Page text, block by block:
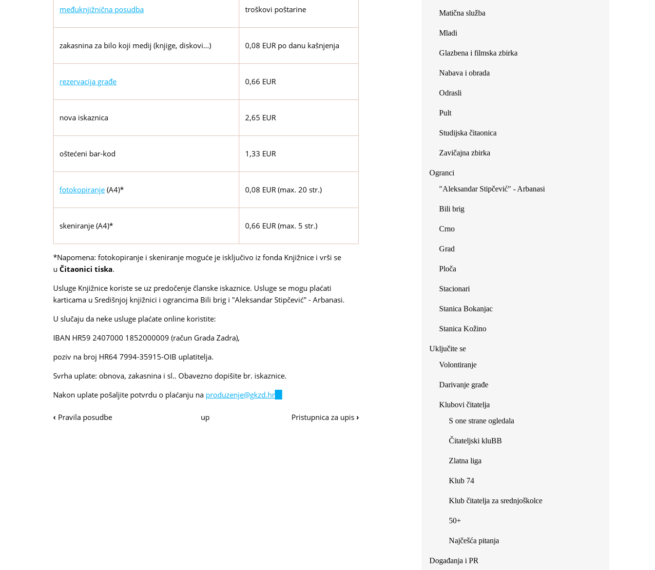
međuknjižnična posudba troškovi poštarine
zakasnina za bilo koji medij (knjige, diskovi...) 0,08 EUR po danu kašnjenja
rezervacija građe 0,66 EUR
nova iskaznica 2,65 EUR
oštećeni bar-kod 1,33 EUR
fotokopiranje (A4)* 0,08 EUR (max. 20 str.)
skeniranje (A4)* 0,66 EUR (max. 5 str.)
*Napomena: fotokopiranje i skeniranje moguće je isključivo iz fonda Knjižnice i vrši se
u Čitaonici tiska.
Usluge Knjižnice koriste se uz predočenje članske iskaznice. Usluge se mogu plaćati
karticama u Središnjoj knjižnici i ograncima Bili brig i "Aleksandar Stipčević" - Arbanasi.
U slučaju da neke usluge plaćate online koristite:
IBAN HR59 2407000 1852000009 (račun Grada Zadra),
poziv na broj HR64 7994-35915-OIB uplatitelja.
Svrha uplate: obnova, zakasnina i sl.. Obavezno dopišite br. iskaznice.
Nakon uplate pošaljite potvrdu o plaćanju na produzenje@gkzd.hr
Navigacija
‹ Pravila posudbe up Pristupnica za upis ›
Matična služba
Mladi
Glazbena i filmska zbirka
Nabava i obrada
Odrasli
Pult
Studijska čitaonica
Zavičajna zbirka
Ogranci
"Aleksandar Stipčević" - Arbanasi
Bili brig
Crno
Grad
Ploča
Stacionari
Stanica Bokanjac
Stanica Kožino
Uključite se
Volontiranje
Darivanje građe
Klubovi čitatelja
S one strane ogledala
Čitateljski kluBB
Zlatna liga
Klub 74
Klub čitatelja za srednjoškolce
50+
Najčešća pitanja
Događanja i PR